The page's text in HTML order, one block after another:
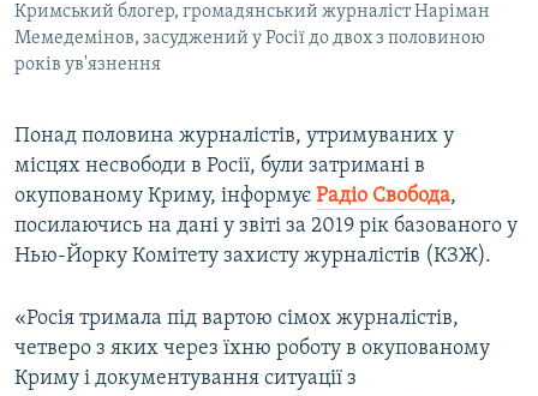
ІНФОГРАФІКА
ДОЛУЧАЙСЯ!
Усі сайти RFE/RL
Кримський блогер, громадянський журналіст Наріман
Мемедемінов, засуджений у Росії до двох з половиною
років ув'язнення
Понад половина журналістів, утримуваних у
місцях несвободи в Росії, були затримані в
окупованому Криму, інформує Радіо Свобода,
посилаючись на дані у звіті за 2019 рік базованого у
Нью-Йорку Комітету захисту журналістів (КЗЖ).
«Росія тримала під вартою сімох журналістів,
четверо з яких через їхню роботу в окупованому
Криму і документування ситуації з